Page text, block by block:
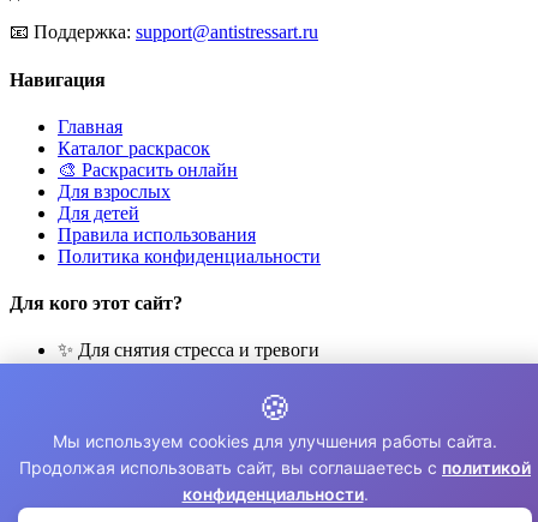
📧 Поддержка: support@antistressart.ru
Навигация
Главная
Каталог раскрасок
🎨 Раскрасить онлайн
Для взрослых
Для детей
Правила использования
Политика конфиденциальности
Для кого этот сайт?
✨ Для снятия стресса и тревоги
🧘 Для медитации и расслабления
👨‍👩‍👧‍👦 Для семейного досуга
© 2026 Раскраски Антистресс. Все права защищены.
⚠️ Все раскраски для личного использования. Коммерческое
🍪
Мы используем cookies для улучшения работы сайта.
Продолжая использовать сайт, вы соглашаетесь с политикой
конфиденциальности.